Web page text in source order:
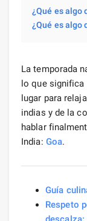
¿Qué es algo
¿Qué es algo
La temporada
lo que significa
lugar para
indias y de la
hablar
India: Goa.
Guía
Respeto